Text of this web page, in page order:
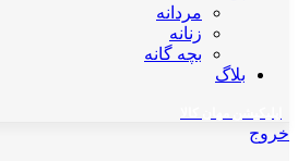
مردانه
زنانه
بچه گانه
بلاگ
خروج